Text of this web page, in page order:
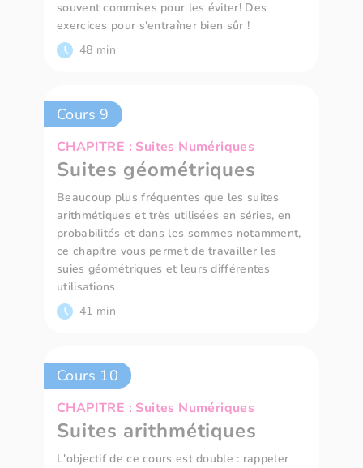
souvent commises pour les éviter! Des
exercices pour s'entraîner bien sûr !
48 min
Cours 9
CHAPITRE : Suites Numériques
Suites géométriques
Beaucoup plus fréquentes que les suites
arithmétiques et très utilisées en séries, en
probabilités et dans les sommes notamment,
ce chapitre vous permet de travailler les
suies géométriques et leurs différentes
utilisations
41 min
Cours 10
CHAPITRE : Suites Numériques
Suites arithmétiques
L'objectif de ce cours est double : rappeler